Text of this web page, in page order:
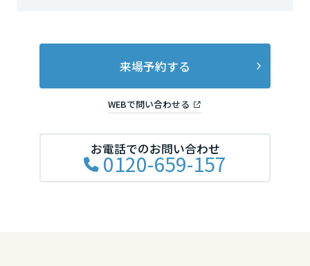
来場予約する
WEBで問い合わせる
お電話でのお問い合わせ
0120-659-157